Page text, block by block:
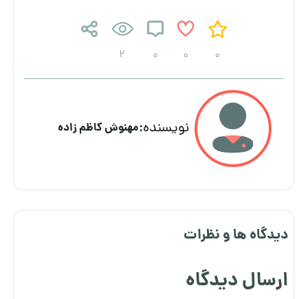
0
0
0
2
نویسنده:مهنوش کاظم زاده
دیدگاه ها و نظرات
ارسال دیدگاه